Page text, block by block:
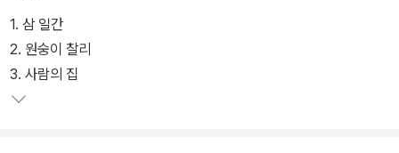
어느 날 갑자기, 아기 원숭이 찰리는 엄마와 숲을 잃고 만다. 사람들은
마취제를 쏘며 원숭이들을 잡아들인다. 찰리의 엄마 역시 긴 잠에 빠
지고, 찰리는 상자에 갇혀 공원 관리소로 옮겨진다. 엄마와 떨어지지
않으려고 엄마의 목을 꼭 끌어안지만 소용없는 일이다. 사람들의 무
1. 삼 일간
2. 원숭이 찰리
3. 사람의 집